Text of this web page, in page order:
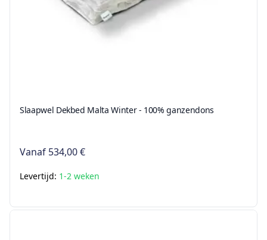
Slaapwel Dekbed Malta Winter - 100% ganzendons
Vanaf 534,00 €
Levertijd: 1-2 weken